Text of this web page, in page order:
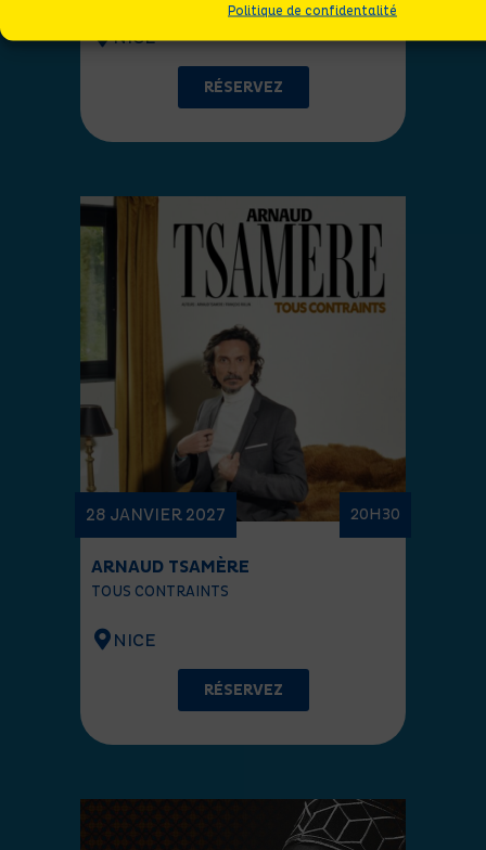
Politique de confidentalité
NICE
RÉSERVEZ
28 JANVIER 2027 20H30
ARNAUD TSAMÈRE
TOUS CONTRAINTS
NICE
RÉSERVEZ